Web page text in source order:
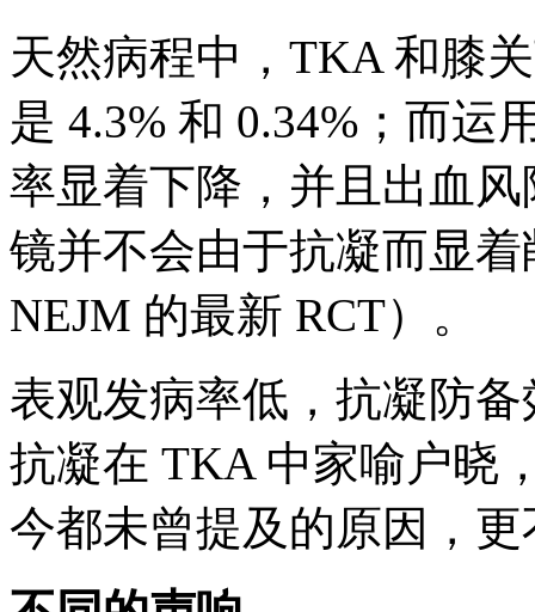
天然病程中，TKA 和膝
是 4.3% 和 0.34%；而运
率显着下降，并且出血
镜并不会由于抗凝而显
NEJM 的最新 RCT）。
表观发病率低，抗凝防
抗凝在 TKA 中家喻户晓
今都未曾提及的原因，